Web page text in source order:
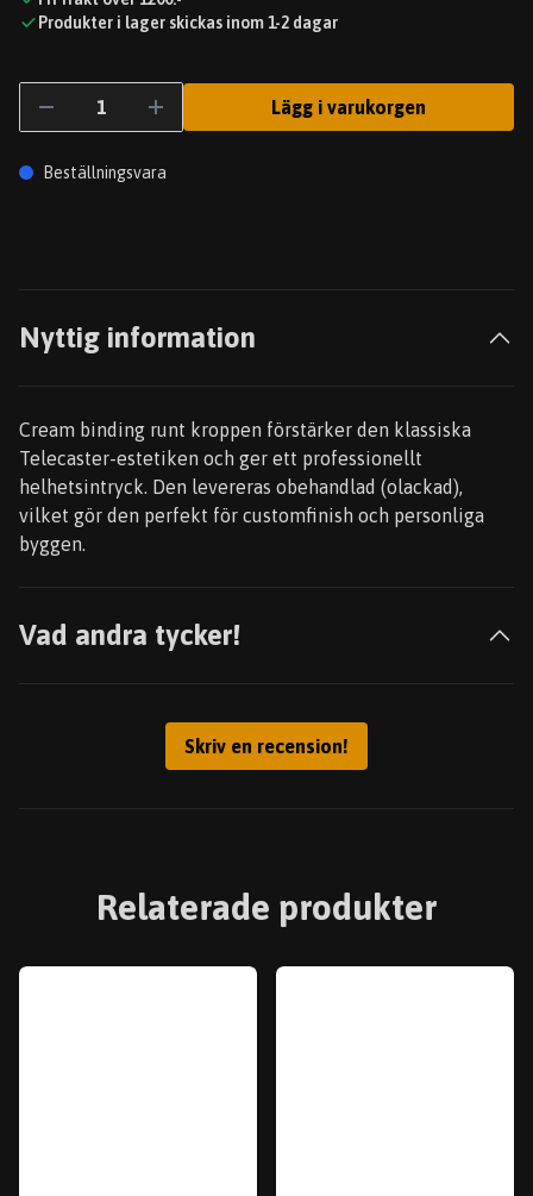
Produkter i lager skickas inom 1-2 dagar
Lägg i varukorgen
Beställningsvara
Nyttig information
Cream binding runt kroppen förstärker den klassiska
Telecaster-estetiken och ger ett professionellt
helhetsintryck. Den levereras obehandlad (olackad),
vilket gör den perfekt för customfinish och personliga
byggen.
Vad andra tycker!
Skriv en recension!
Relaterade produkter